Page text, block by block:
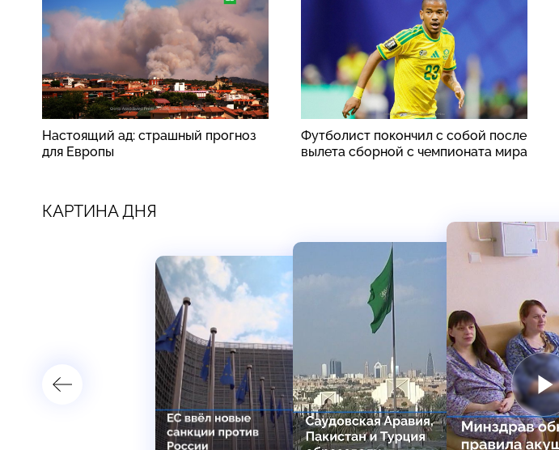
Настоящий ад: страшный прогноз
для Европы
Футболист покончил с собой после
вылета сборной с чемпионата мира
КАРТИНА ДНЯ